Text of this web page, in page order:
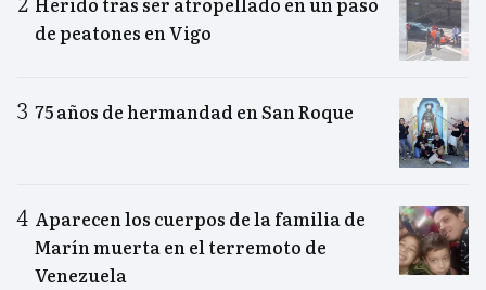
de peatones en Vigo
75 años de hermandad en San Roque
Aparecen los cuerpos de la familia de
Marín muerta en el terremoto de
Venezuela